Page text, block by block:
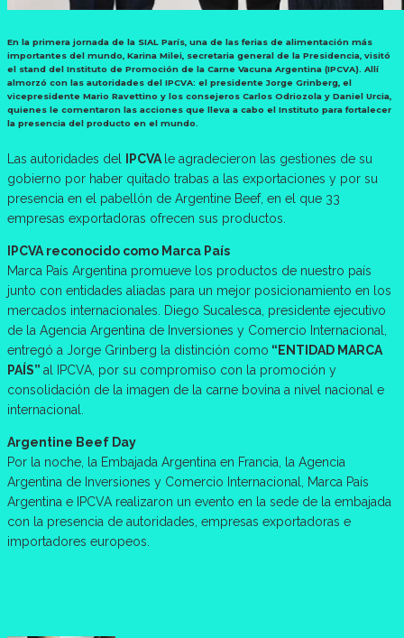
En la primera jornada de la SIAL París, una de las ferias de alimentación más
importantes del mundo, Karina Milei, secretaria general de la Presidencia, visitó
el stand del Instituto de Promoción de la Carne Vacuna Argentina (IPCVA). Allí
almorzó con las autoridades del IPCVA: el presidente Jorge Grinberg, el
vicepresidente Mario Ravettino y los consejeros Carlos Odriozola y Daniel Urcia,
quienes le comentaron las acciones que lleva a cabo el Instituto para fortalecer
la presencia del producto en el mundo.
Las autoridades del IPCVAle agradecieron las gestiones de su
gobierno por haber quitado trabas a las exportaciones y por su
presencia en el pabellón de Argentine Beef, en el que 33
empresas exportadoras ofrecen sus productos.
IPCVA reconocido como Marca País
Marca País Argentina promueve los productos de nuestro país
junto con entidades aliadas para un mejor posicionamiento en los
mercados internacionales. Diego Sucalesca, presidente ejecutivo
de la Agencia Argentina de Inversiones y Comercio Internacional,
entregó a Jorge Grinberg la distinción como “ENTIDAD MARCA
PAÍS” al IPCVA, por su compromiso con la promoción y
consolidación de la imagen de la carne bovina a nivel nacional e
internacional.
Argentine Beef Day
Por la noche, la Embajada Argentina en Francia, la Agencia
Argentina de Inversiones y Comercio Internacional, Marca País
Argentina e IPCVA realizaron un evento en la sede de la embajada
con la presencia de autoridades, empresas exportadoras e
importadores europeos.